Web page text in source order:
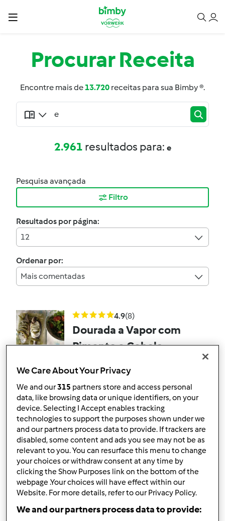
ProcurarReceita
Encontre mais de13.720 receitas para sua Bimby ®.
2.961 resultados para: e
Pesquisa avançada
Filtro
Resultados por página:
12
Ordenar por:
Mais comentadas
4.9(8)
Dourada a Vapor com
Pimento e Cebola
-- 38min
4.3(13)
Frango a Vapor com
Molho de Mostarda e
Porto
porGasparzinha
We Care About Your Privacy
We and our315 partners store and access personal
data, like browsing data or unique identifiers, on your
device. Selecting I Accept enables tracking
technologies to support the purposes shown under we
and our partners process data to provide. If trackers are
disabled, some content and ads you see may not be as
relevant to you. You can resurface this menu to change
your choices or withdraw consent at any time by
clicking the Show Purposes link on the bottom of the
webpage .Your choices will have effect within our
Website. For more details, refer to our Privacy Policy.
We and our partners process data to provide: